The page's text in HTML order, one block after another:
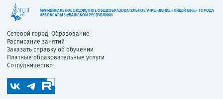
МУНИЦИПАЛЬНОЕ БЮДЖЕТНОЕ ОБЩЕОБРАЗОВАТЕЛЬНОЕ УЧРЕЖДЕНИЕ «ЛИЦЕЙ №44» ГОРОДА
ЧЕБОКСАРЫ ЧУВАШСКОЙ РЕСПУБЛИКИ
Сетевой город. Образование
Расписание занятий
Заказать справку об обучении
Платные образовательные услуги
Сотрудничество